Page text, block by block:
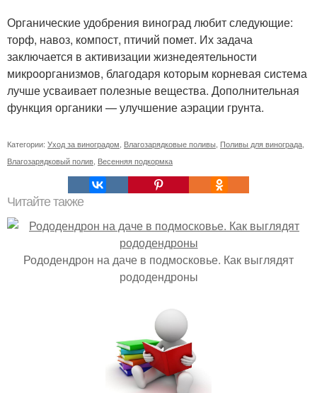
Органические удобрения виноград любит следующие:
торф, навоз, компост, птичий помет. Их задача
заключается в активизации жизнедеятельности
микроорганизмов, благодаря которым корневая система
лучше усваивает полезные вещества. Дополнительная
функция органики — улучшение аэрации грунта.
Категории: Уход за виноградом Влагозарядковые поливы Поливы для винограда
Влагозарядковый полив Весенняя подкормка
Читайте также
Рододендрон на даче в подмосковье. Как выглядят
рододендроны